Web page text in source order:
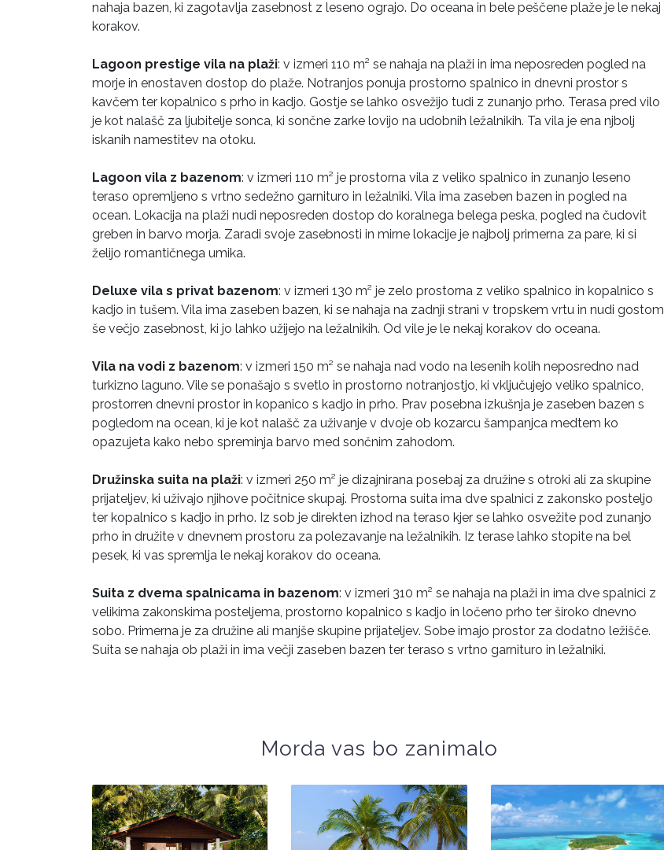
nahaja bazen, ki zagotavlja zasebnost z leseno ograjo. Do oceana in bele peščene plaže je le nekaj
korakov.
Lagoon prestige vila na plaži: v izmeri 110 m² se nahaja na plaži in ima neposreden pogled na
morje in enostaven dostop do plaže. Notranjos ponuja prostorno spalnico in dnevni prostor s
kavčem ter kopalnico s prho in kadjo. Gostje se lahko osvežijo tudi z zunanjo prho. Terasa pred vilo
je kot nalašč za ljubitelje sonca, ki sončne zarke lovijo na udobnih ležalnikih. Ta vila je ena njbolj
iskanih namestitev na otoku.
Lagoon vila z bazenom: v izmeri 110 m² je prostorna vila z veliko spalnico in zunanjo leseno
teraso opremljeno s vrtno sedežno garnituro in ležalniki. Vila ima zaseben bazen in pogled na
ocean. Lokacija na plaži nudi neposreden dostop do koralnega belega peska, pogled na čudovit
greben in barvo morja. Zaradi svoje zasebnosti in mirne lokacije je najbolj primerna za pare, ki si
želijo romantičnega umika.
Deluxe vila s privat bazenom: v izmeri 130 m² je zelo prostorna z veliko spalnico in kopalnico s
kadjo in tušem. Vila ima zaseben bazen, ki se nahaja na zadnji strani v tropskem vrtu in nudi gostom
še večjo zasebnost, ki jo lahko užijejo na ležalnikih. Od vile je le nekaj korakov do oceana.
Vila na vodi z bazenom: v izmeri 150 m² se nahaja nad vodo na lesenih kolih neposredno nad
turkizno laguno. Vile se ponašajo s svetlo in prostorno notranjostjo, ki vključujejo veliko spalnico,
prostorren dnevni prostor in kopanico s kadjo in prho. Prav posebna izkušnja je zaseben bazen s
pogledom na ocean, ki je kot nalašč za uživanje v dvoje ob kozarcu šampanjca medtem ko
opazujeta kako nebo spreminja barvo med sončnim zahodom.
Družinska suita na plaži: v izmeri 250 m² je dizajnirana posebaj za družine s otroki ali za skupine
prijateljev, ki uživajo njihove počitnice skupaj. Prostorna suita ima dve spalnici z zakonsko posteljo
ter kopalnico s kadjo in prho. Iz sob je direkten izhod na teraso kjer se lahko osvežite pod zunanjo
prho in družite v dnevnem prostoru za polezavanje na ležalnikih. Iz terase lahko stopite na bel
pesek, ki vas spremlja le nekaj korakov do oceana.
Suita z dvema spalnicama in bazenom: v izmeri 310 m² se nahaja na plaži in ima dve spalnici z
velikima zakonskima posteljema, prostorno kopalnico s kadjo in ločeno prho ter široko dnevno
sobo. Primerna je za družine ali manjše skupine prijateljev. Sobe imajo prostor za dodatno ležišče.
Suita se nahaja ob plaži in ima večji zaseben bazen ter teraso s vrtno garnituro in ležalniki.
Morda vas bo zanimalo